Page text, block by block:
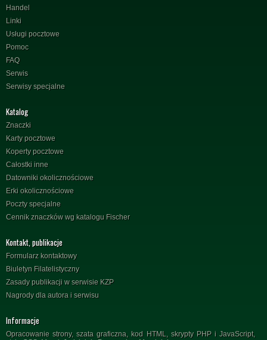
Handel
Linki
Usługi pocztowe
Pomoc
FAQ
Serwis
Serwisy specjalne
Katalog
Znaczki
Karty pocztowe
Koperty pocztowe
Całostki inne
Datowniki okolicznościowe
Erki okolicznościowe
Poczty specjalne
Cennik znaczków wg katalogu Fischer
Kontakt, publikacje
Formularz kontaktowy
Biuletyn Filatelistyczny
Zasady publikacji w serwisie KZP
Nagrody dla autora i serwisu
Informacje
Opracowanie strony, szata graficzna, kod HTML, skrypty PHP i JavaScript,